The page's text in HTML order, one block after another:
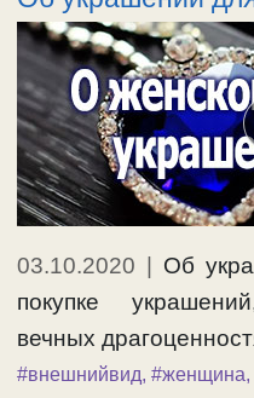
03.10.2020
Об
покупке
вечных
#внешнийвид, #женщина,